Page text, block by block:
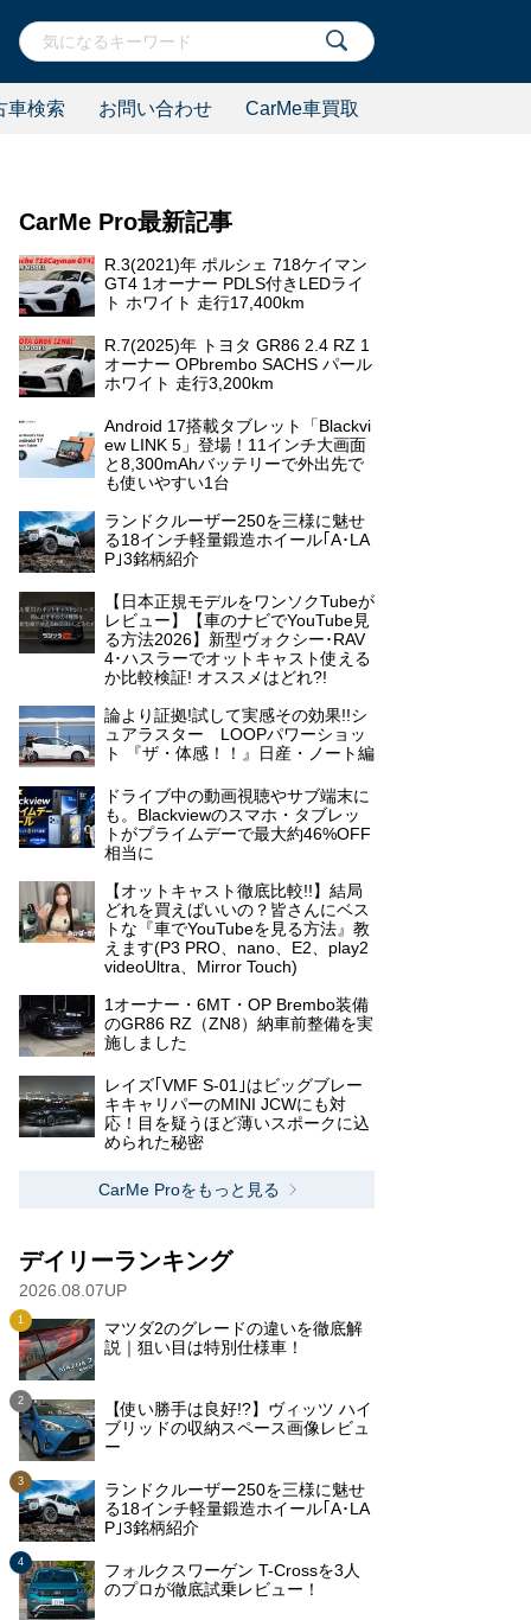
車検索 お問い合わせ CarMe車買取
CarMe Pro最新記事
R.3(2021)年 ポルシェ 718ケイマン
GT4 1オーナー PDLS付きLEDライ
ト ホワイト 走行17,400km
R.7(2025)年 トヨタ GR86 2.4 RZ 1
オーナー OPbrembo SACHS パール
ホワイト 走行3,200km
Android 17搭載タブレット「Blackvi
ew LINK 5」登場！11インチ大画面
と8,300mAhバッテリーで外出先で
も使いやすい1台
ランドクルーザー250を三様に魅せ
る18インチ軽量鍛造ホイール｢A･LA
P｣3銘柄紹介
【日本正規モデルをワンソクTubeが
レビュー】【車のナビでYouTube見
る方法2026】新型ヴォクシー･RAV
4･ハスラーでオットキャスト使える
か比較検証! オススメはどれ?!
論より証拠!試して実感その効果!!シ
ュアラスター LOOPパワーショッ
ト 『ザ・体感！！』日産・ノート編
ドライブ中の動画視聴やサブ端末に
も。Blackviewのスマホ・タブレッ
トがプライムデーで最大約46%OFF
相当に
【オットキャスト徹底比較!!】結局
どれを買えばいいの？皆さんにベス
トな『車でYouTubeを見る方法』教
えます(P3 PRO、nano、E2、play2
videoUltra、Mirror Touch)
1オーナー・6MT・OP Brembo装備
のGR86 RZ（ZN8）納車前整備を実
施しました
レイズ｢VMF S-01｣はビッグブレー
キキャリパーのMINI JCWにも対
応！目を疑うほど薄いスポークに込
められた秘密
CarMe Proをもっと見る
デイリーランキング
2026.08.07UP
マツダ2のグレードの違いを徹底解
説｜狙い目は特別仕様車！
【使い勝手は良好!?】ヴィッツ ハイ
ブリッドの収納スペース画像レビュ
ー
ランドクルーザー250を三様に魅せ
る18インチ軽量鍛造ホイール｢A･LA
P｣3銘柄紹介
フォルクスワーゲン T-Crossを3人
のプロが徹底試乗レビュー！